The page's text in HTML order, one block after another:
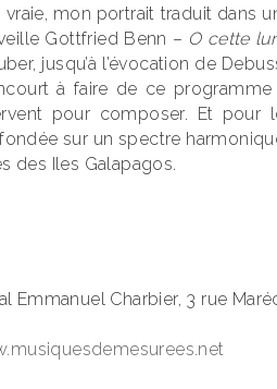
mon portrait traduit dans
Gottfried Benn – O cette
jusqu’à l’évocation de
à faire de ce
pour composer. Et pour
sur un spectre
des Iles Galapagos.
Emmanuel Charbier, 3 rue